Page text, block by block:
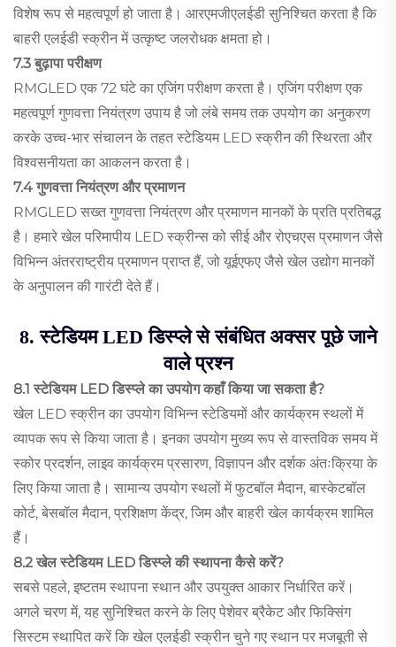
विशेष रूप से महत्वपूर्ण हो जाता है। आरएमजीएलईडी सुनिश्चित करता है कि
बाहरी एलईडी स्क्रीन में उत्कृष्ट जलरोधक क्षमता हो।
7.3 बुढ़ापा परीक्षण
RMGLED एक 72 घंटे का एजिंग परीक्षण करता है। एजिंग परीक्षण एक
महत्वपूर्ण गुणवत्ता नियंत्रण उपाय है जो लंबे समय तक उपयोग का अनुकरण
करके उच्च-भार संचालन के तहत स्टेडियम LED स्क्रीन की स्थिरता और
विश्वसनीयता का आकलन करता है।
7.4 गुणवत्ता नियंत्रण और प्रमाणन
RMGLED सख्त गुणवत्ता नियंत्रण और प्रमाणन मानकों के प्रति प्रतिबद्ध
है। हमारे खेल परिमापीय LED स्क्रीन्स को सीई और रोएचएस प्रमाणन जैसे
विभिन्न अंतरराष्ट्रीय प्रमाणन प्राप्त हैं, जो यूईएफए जैसे खेल उद्योग मानकों
के अनुपालन की गारंटी देते हैं।
8. स्टेडियम LED डिस्प्ले से संबंधित अक्सर पूछे जाने
वाले प्रश्न
8.1 स्टेडियम LED डिस्प्ले का उपयोग कहाँ किया जा सकता है?
खेल LED स्क्रीन का उपयोग विभिन्न स्टेडियमों और कार्यक्रम स्थलों में
व्यापक रूप से किया जाता है। इनका उपयोग मुख्य रूप से वास्तविक समय में
स्कोर प्रदर्शन, लाइव कार्यक्रम प्रसारण, विज्ञापन और दर्शक अंतःक्रिया के
लिए किया जाता है। सामान्य उपयोग स्थलों में फुटबॉल मैदान, बास्केटबॉल
कोर्ट, बेसबॉल मैदान, प्रशिक्षण केंद्र, जिम और बाहरी खेल कार्यक्रम शामिल
हैं।
8.2 खेल स्टेडियम LED डिस्प्ले की स्थापना कैसे करें?
सबसे पहले, इष्टतम स्थापना स्थान और उपयुक्त आकार निर्धारित करें।
अगले चरण में, यह सुनिश्चित करने के लिए पेशेवर ब्रैकेट और फिक्सिंग
सिस्टम स्थापित करें कि खेल एलईडी स्क्रीन चुने गए स्थान पर मजबूती से